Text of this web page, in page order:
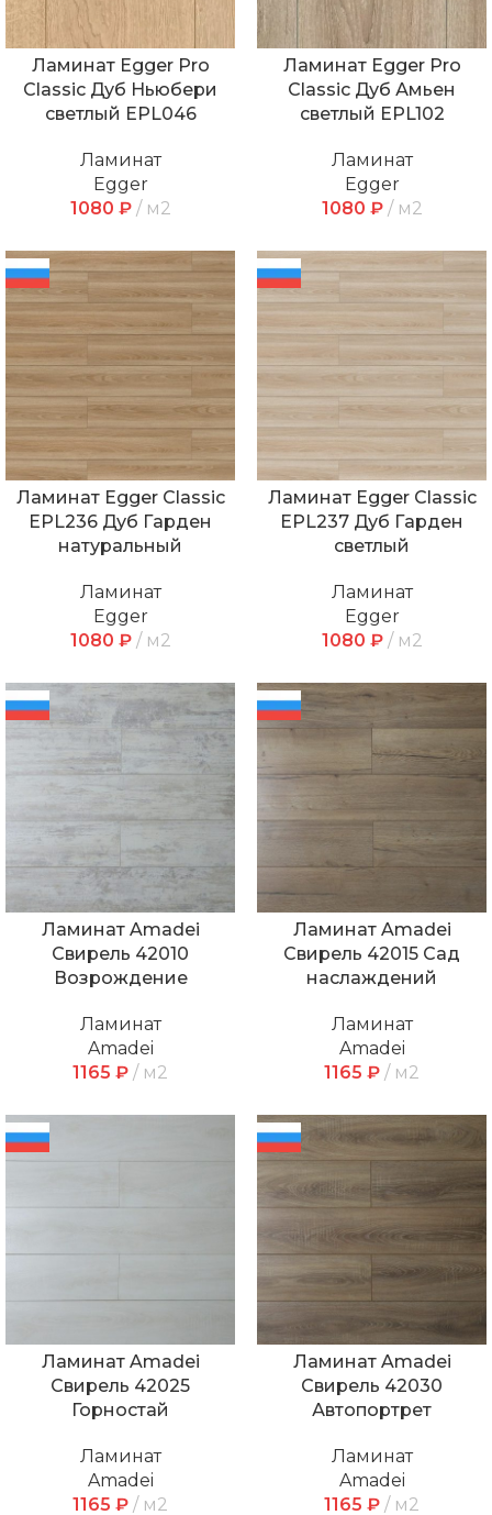
Ламинат Egger Pro
Classic Дуб Ньюбери
светлый EPL046
Ламинат
Egger
1080 ₽ м2
Ламинат Egger Pro
Classic Дуб Амьен
светлый EPL102
Ламинат
Egger
1080 ₽ м2
Ламинат Egger Classic
EPL236 Дуб Гарден
натуральный
Ламинат
Egger
1080 ₽ м2
Ламинат Egger Classic
EPL237 Дуб Гарден
светлый
Ламинат
Egger
1080 ₽ м2
Ламинат Amadei
Свирель 42010
Возрождение
Ламинат
Amadei
1165 ₽ м2
Ламинат Amadei
Свирель 42015 Сад
наслаждений
Ламинат
Amadei
1165 ₽ м2
Ламинат Amadei
Свирель 42025
Горностай
Ламинат
Amadei
1165 ₽ м2
Ламинат Amadei
Свирель 42030
Автопортрет
Ламинат
Amadei
1165 ₽ м2